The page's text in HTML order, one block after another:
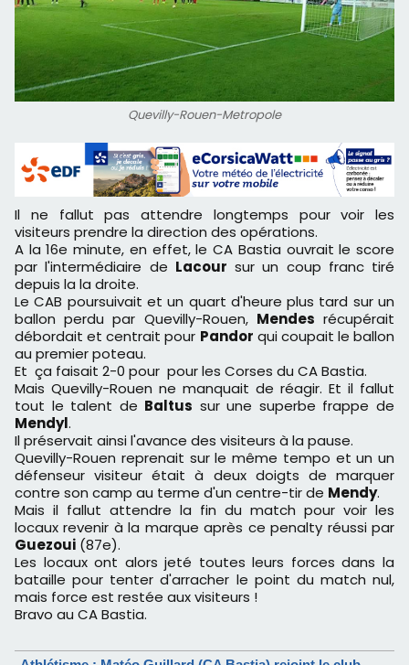
Quevilly-Rouen-Metropole
Il ne fallut pas attendre longtemps pour voir les
visiteurs prendre la direction des opérations.
A la 16e minute, en effet, le CA Bastia ouvrait le score
par l'intermédiaire de Lacour sur un coup franc tiré
depuis la la droite.
Le CAB poursuivait et un quart d'heure plus tard sur un
ballon perdu par Quevilly-Rouen, Mendes récupérait
débordait et centrait pour Pandor qui coupait le ballon
au premier poteau.
Et ça faisait 2-0 pour pour les Corses du CA Bastia.
Mais Quevilly-Rouen ne manquait de réagir. Et il fallut
tout le talent de Baltus sur une superbe frappe de
Mendyl.
Il préservait ainsi l'avance des visiteurs à la pause.
Quevilly-Rouen reprenait sur le même tempo et un un
défenseur visiteur était à deux doigts de marquer
contre son camp au terme d'un centre-tir de Mendy.
Mais il fallut attendre la fin du match pour voir les
locaux revenir à la marque après ce penalty réussi par
Guezoui (87e).
Les locaux ont alors jeté toutes leurs forces dans la
bataille pour tenter d'arracher le point du match nul,
mais force est restée aux visiteurs !
Bravo au CA Bastia.